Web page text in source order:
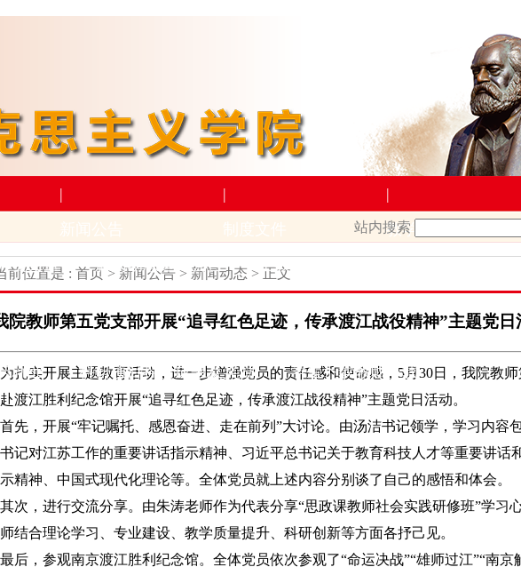
资力量
|
新闻动态 通知公告
|
上级文件
|
教学管理
就业
科研项目科研成果及奖励
学生下载教师下载
站内搜索
前位置是 : 首页> 新闻公告> 新闻动态 > 正文
院教师第五党支部开展“追寻红色足迹，传承渡江战役精神”主题党日
为扎实开展主题教育活动，进一步增强党员的责任感和使命感，5月30日，我院教师
渡江胜利纪念馆开展“追寻红色足迹，传承渡江战役精神”主题党日活动。
首先，开展“牢记嘱托、感恩奋进、走在前列”大讨论。由汤洁书记领学，学习内容
记对江苏工作的重要讲话指示精神、习近平总书记关于教育科技人才等重要讲话
精神、中国式现代化理论等。全体党员就上述内容分别谈了自己的感悟和体会。
其次，进行交流分享。由朱涛老师作为代表分享“思政课教师社会实践研修班”学习
结合理论学习、专业建设、教学质量提升、科研创新等方面各抒己见。
最后，参观南京渡江胜利纪念馆。全体党员依次参观了“命运决战”“雄师过江”“南京